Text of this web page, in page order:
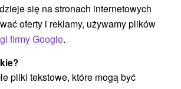
★ ★ Dunajská Streda
Wybierz datę
się na stronach internetowych
oferty i reklamy, używamy plików
firmy Google.
pliki tekstowe, które mogą być